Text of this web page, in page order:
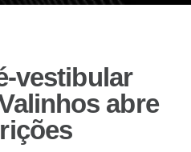
vestibular
abre